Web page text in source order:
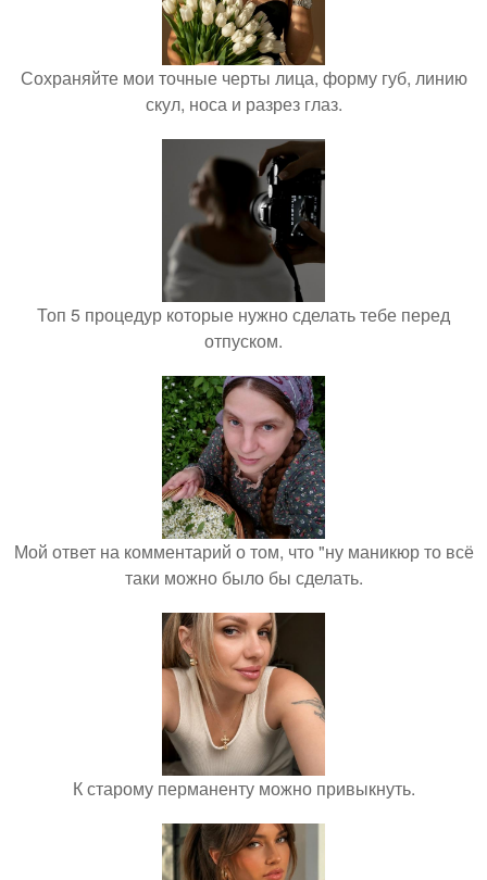
Сохраняйте мои точные черты лица, форму губ, линию
скул, носа и разрез глаз.
Топ 5 процедур которые нужно сделать тебе перед
отпуском.
Мой ответ на комментарий о том, что "ну маникюр то всё
таки можно было бы сделать.
К старому перманенту можно привыкнуть.